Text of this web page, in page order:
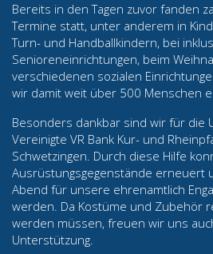
Bereits in den Tagen zuvor fanden
Termine statt, unter anderem in
Turn- und Handballkindern, bei
Senioreneinrichtungen, beim
verschiedenen sozialen
wir damit weit über 500 Menschen
Besonders dankbar sind wir für die
Vereinigte VR Bank Kur- und
Schwetzingen. Durch diese Hilfe
Ausrüstungsgegenstände erneuert
Abend für unsere ehrenamtlich
werden. Da Kostüme und Zubehör
werden müssen, freuen wir uns
Unterstützung.